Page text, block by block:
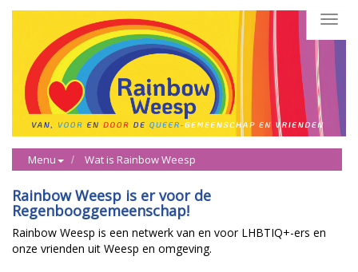
Menu Wat is Rainbow Weesp
Rainbow Weesp is er voor de
Regenbooggemeenschap!
Rainbow Weesp is een netwerk van en voor LHBTIQ+-ers en
onze vrienden uit Weesp en omgeving.